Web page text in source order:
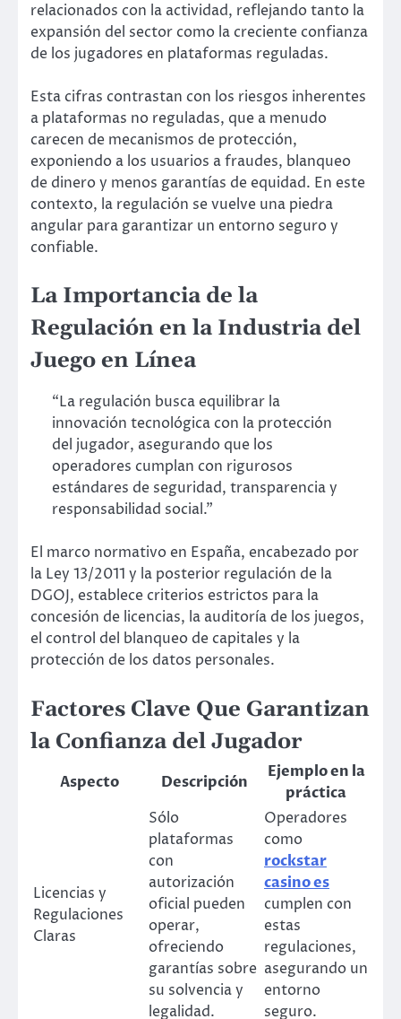
relacionados con la actividad, reflejando tanto la
expansión del sector como la creciente confianza
de los jugadores en plataformas reguladas.
Esta cifras contrastan con los riesgos inherentes
a plataformas no reguladas, que a menudo
carecen de mecanismos de protección,
exponiendo a los usuarios a fraudes, blanqueo
de dinero y menos garantías de equidad. En este
contexto, la regulación se vuelve una piedra
angular para garantizar un entorno seguro y
confiable.
La Importancia de la
Regulación en la Industria del
Juego en Línea
“La regulación busca equilibrar la
innovación tecnológica con la protección
del jugador, asegurando que los
operadores cumplan con rigurosos
estándares de seguridad, transparencia y
responsabilidad social.”
El marco normativo en España, encabezado por
la Ley 13/2011 y la posterior regulación de la
DGOJ, establece criterios estrictos para la
concesión de licencias, la auditoría de los juegos,
el control del blanqueo de capitales y la
protección de los datos personales.
Factores Clave Que Garantizan
la Confianza del Jugador
Aspecto Descripción
Ejemplo en la
práctica
Licencias y
Regulaciones
Claras
Sólo
plataformas
con
autorización
oficial pueden
operar,
ofreciendo
garantías sobre
su solvencia y
legalidad.
Operadores
como
rockstar
casino es
cumplen con
estas
regulaciones,
asegurando un
entorno
seguro.